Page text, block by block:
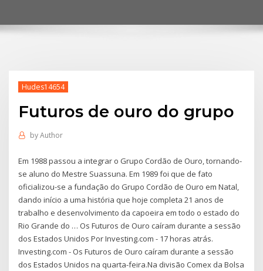
Hudes14654
Futuros de ouro do grupo
byAuthor
Em 1988 passou a integrar o Grupo Cordão de Ouro, tornando-
se aluno do Mestre Suassuna. Em 1989 foi que de fato
oficializou-se a fundação do Grupo Cordão de Ouro em Natal,
dando início a uma história que hoje completa 21 anos de
trabalho e desenvolvimento da capoeira em todo o estado do
Rio Grande do … Os Futuros de Ouro caíram durante a sessão
dos Estados Unidos Por Investing.com - 17 horas atrás.
Investing.com - Os Futuros de Ouro caíram durante a sessão
dos Estados Unidos na quarta-feira.Na divisão Comex da Bolsa